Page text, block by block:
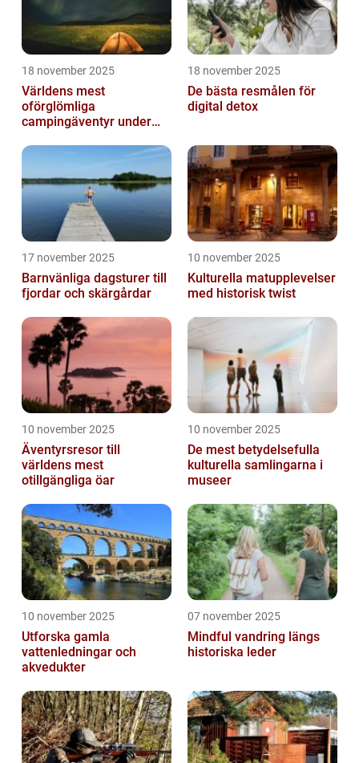
18 november 2025
Världens mest
oförglömliga
campingäventyr under
18 november 2025
De bästa resmålen för
digital detox
17 november 2025
Barnvänliga dagsturer till
fjordar och skärgårdar
10 november 2025
Kulturella matupplevelser
med historisk twist
10 november 2025
Äventyrsresor till
världens mest
otillgängliga öar
10 november 2025
De mest betydelsefulla
kulturella samlingarna i
museer
10 november 2025
Utforska gamla
vattenledningar och
akvedukter
07 november 2025
Mindful vandring längs
historiska leder